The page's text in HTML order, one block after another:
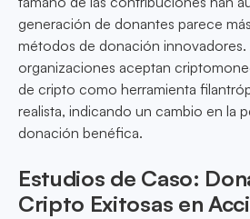
generación de donantes parece
métodos de donación innovadores.
organizaciones aceptan
de cripto como herramienta
realista, indicando un cambio en la
donación benéfica.
Estudios de Caso:
Cripto Exitosas en